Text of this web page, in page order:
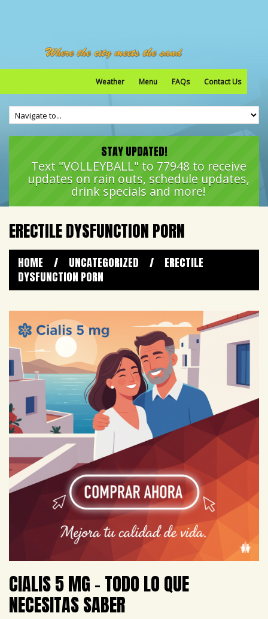
Weather Menu FAQs Contact Us
STAY UPDATED!
Text "VOLLEYBALL" to 77948 to receive
updates on rain outs, schedule updates,
drink specials and more!
ERECTILE DYSFUNCTION PORN
HOME / UNCATEGORIZED /
ERECTILE
DYSFUNCTION PORN
CIALIS 5 MG – TODO LO QUE
NECESITAS SABER